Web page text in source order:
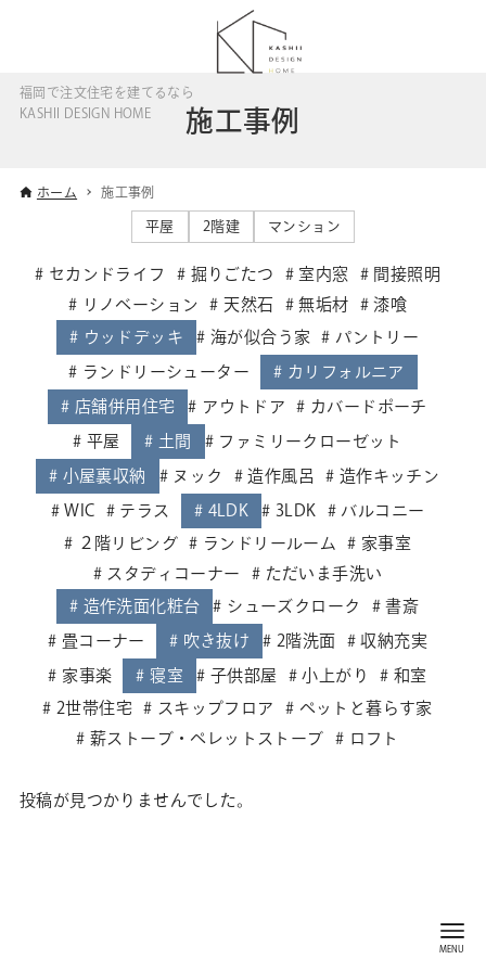
福岡で注文住宅を建てるなら
KASHII DESIGN HOME
施工事例
ホーム 施工事例
平屋 2階建 マンション
セカンドライフ 掘りごたつ 室内窓
間接照明
リノベーション
天然石 無垢材
漆喰
ウッドデッキ
海が似合う家 パントリー
ランドリーシューター カリフォルニア
店舗併用住宅 アウトドア カバードポーチ
平屋 土間 ファミリークローゼット
小屋裏収納 ヌック 造作風呂 造作キッチン
WIC テラス 4LDK 3LDK
バルコニー
２階リビング
ランドリールーム
家事室
スタディコーナー
ただいま手洗い
造作洗面化粧台
シューズクローク 書斎
畳コーナー 吹き抜け 2階洗面 収納充実
家事楽 寝室 子供部屋 小上がり
和室
2世帯住宅
スキップフロア
ペットと暮らす家
薪ストーブ・ペレットストーブ
ロフト
投稿が見つかりませんでした。